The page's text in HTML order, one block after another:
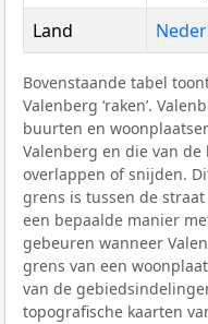
Land
Bovenstaande tabel
Valenberg ‘raken’.
buurten en
Valenberg en die van
overlappen of snijden.
grens is tussen de
een bepaalde manier
gebeuren wanneer
grens van een
van de
topografische kaarten